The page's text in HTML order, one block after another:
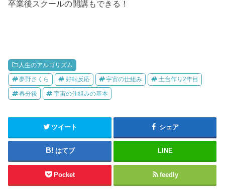
卒業後スクールの開講もできる！
人生のアルゴリズム
夢野さくら 好転反応 宇宙の仕組み 土台作り2年目
春分後 宇宙の仕組みの基本
ツイート シェア
はてブ LINE
Pocket feedly